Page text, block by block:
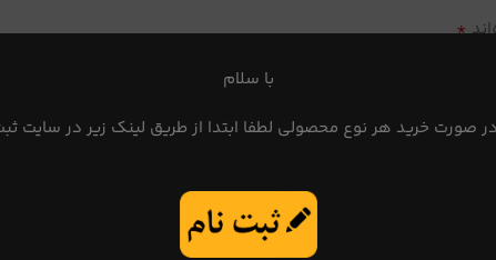
با سلام
در صورت خرید هر نوع محصولی لطفا ابتدا از طریق لینک زیر در سایت
*